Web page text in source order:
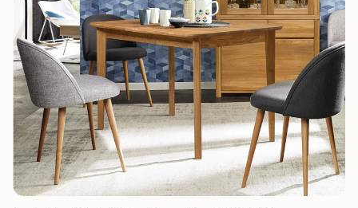
Armarios Mesitas de
Percheros Muebles